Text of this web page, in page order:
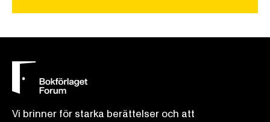
Vi brinner för starka berättelser och att